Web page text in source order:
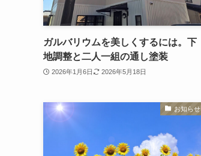
ガルバリウムを美しくするには。下
地調整と二人一組の通し塗装
2026年1月6日 2026年5月18日
お知らせ